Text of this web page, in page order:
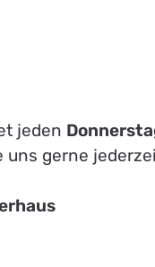
jeden
uns gerne